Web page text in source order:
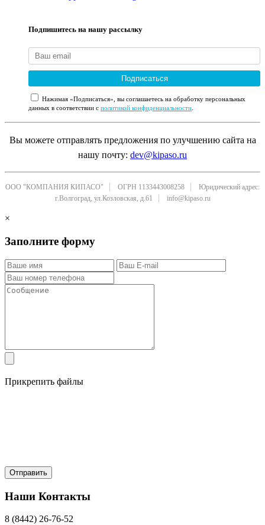
Подпишитесь на нашу рассылку
Подписаться
Нажимая «Подписаться», вы соглашаетесь на обработку персональных
данных в соответствии с политикой конфиденциальности.
Вы можете отправлять предложения по улучшению сайта на
нашу почту: dev@kipaso.ru
ООО "КОМПАНИЯ КИПАСО" ОГРН 1133443008258
Юридический адрес:
г.Волгоград, ул.Козловская, д.61
info@kipaso.ru
×
Заполните форму
Прикрепить файлы
Наши Контакты
8 (8442) 26-76-52